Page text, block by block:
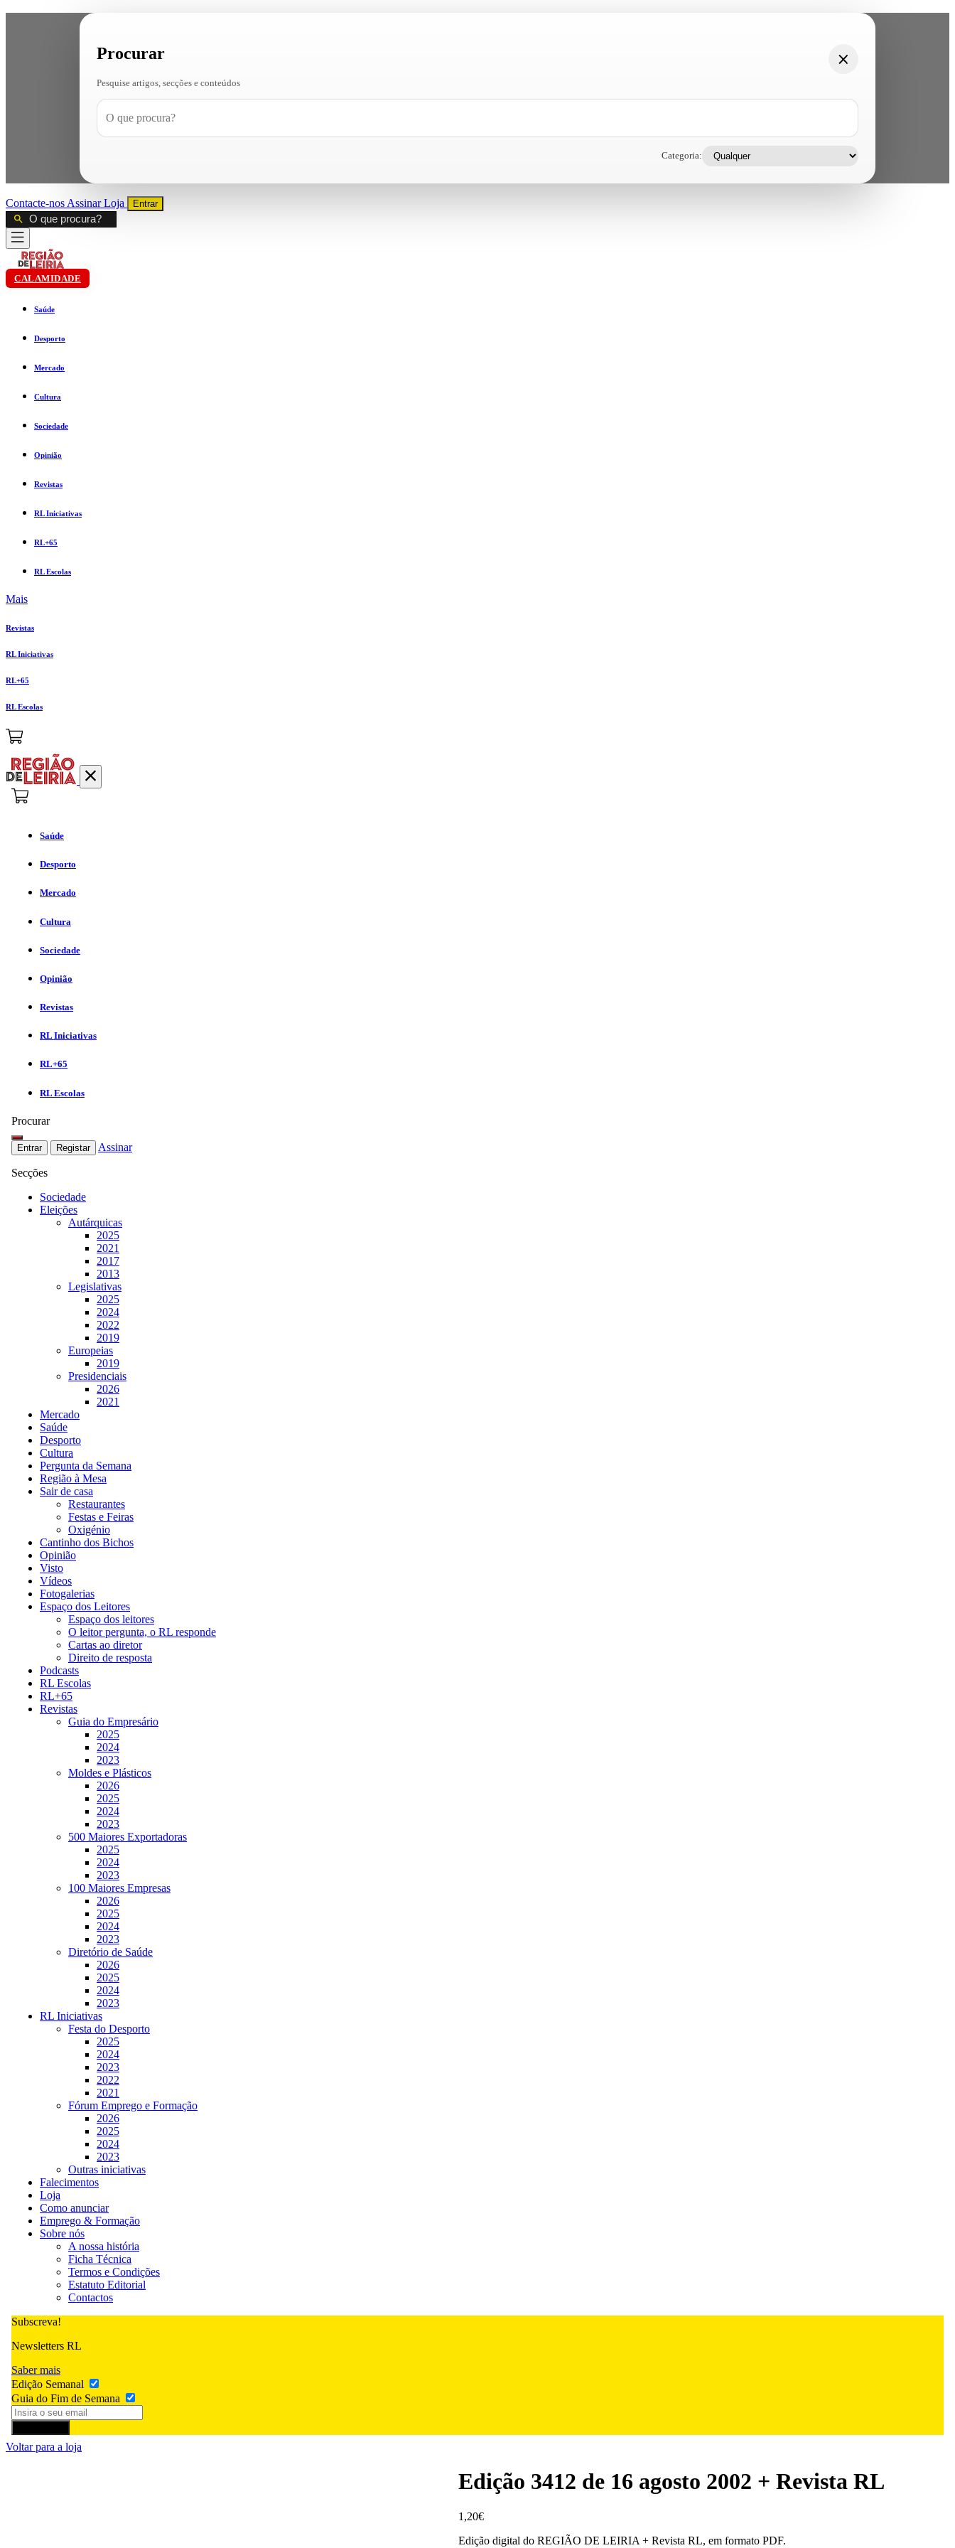
Procurar
Pesquise artigos, secções e conteúdos
Categoria:
Contacte-nos AssinarLoja Entrar
CALAMIDADE
Saúde
Desporto
Mercado
Cultura
Sociedade
Opinião
Revistas
RL Iniciativas
RL+65
RL Escolas
Mais
Revistas
RL Iniciativas
RL+65
RL Escolas
Saúde
Desporto
Mercado
Cultura
Sociedade
Opinião
Revistas
RL Iniciativas
RL+65
RL Escolas
Procurar
Entrar Registar Assinar
Secções
Sociedade
Eleições
Autárquicas
2025
2021
2017
2013
Legislativas
2025
2024
2022
2019
Europeias
2019
Presidenciais
2026
2021
Mercado
Saúde
Desporto
Cultura
Pergunta da Semana
Região à Mesa
Sair de casa
Restaurantes
Festas e Feiras
Oxigénio
Cantinho dos Bichos
Opinião
Visto
Vídeos
Fotogalerias
Espaço dos Leitores
Espaço dos leitores
O leitor pergunta, o RL responde
Cartas ao diretor
Direito de resposta
Podcasts
RL Escolas
RL+65
Revistas
Guia do Empresário
2025
2024
2023
Moldes e Plásticos
2026
2025
2024
2023
500 Maiores Exportadoras
2025
2024
2023
100 Maiores Empresas
2026
2025
2024
2023
Diretório de Saúde
2026
2025
2024
2023
RL Iniciativas
Festa do Desporto
2025
2024
2023
2022
2021
Fórum Emprego e Formação
2026
2025
2024
2023
Outras iniciativas
Falecimentos
Loja
Como anunciar
Emprego & Formação
Sobre nós
A nossa história
Ficha Técnica
Termos e Condições
Estatuto Editorial
Contactos
Subscreva!
Newsletters RL
Saber mais
Edição Semanal
Guia do Fim de Semana
Voltar para a loja
Edição 3412 de 16 agosto 2002 + Revista RL
1,20€
Edição digital do REGIÃO DE LEIRIA + Revista RL, em formato PDF.